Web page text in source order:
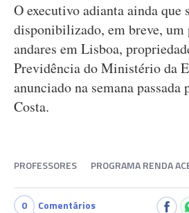
O executivo adianta ainda que
disponibilizado, em breve, um
andares em Lisboa,
Previdência do Ministério da
anunciado na semana
Costa.
PROFESSORES PROGRAMA RENDA
0 Comentários